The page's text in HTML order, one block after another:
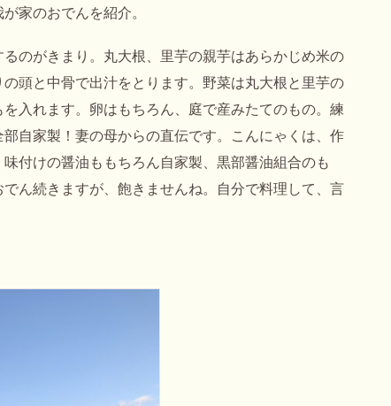
家のおでんを紹介。
のがきまり。丸大根、里芋の親芋はあらかじめ米の
頭と中骨で出汁をとります。野菜は丸大根と里芋の
入れます。卵はもちろん、庭で産みたてのもの。練
自家製！妻の母からの直伝です。こんにゃくは、作
付けの醤油ももちろん自家製、黒部醤油組合のも
ん続きますが、飽きませんね。自分で料理して、言